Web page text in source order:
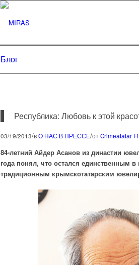
Блог
Республика: Любовь к этой
03/19/2013/вО НАС В ПРЕССЕ/отCrimeatatar
84-летний Айдер Асанов из династии
года понял, что остался единственным
традиционным крымскотатарским